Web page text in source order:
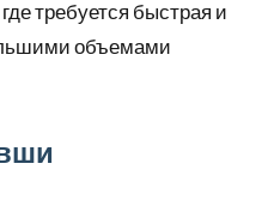
требуется быстрая и
объемами